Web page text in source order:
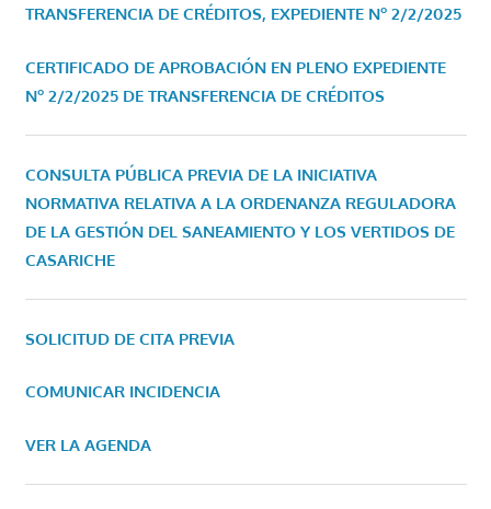
TRANSFERENCIA DE CRÉDITOS, EXPEDIENTE Nº 2/2/2025
CERTIFICADO DE APROBACIÓN EN PLENO EXPEDIENTE
Nº 2/2/2025 DE TRANSFERENCIA DE CRÉDITOS
CONSULTA PÚBLICA PREVIA DE LA INICIATIVA
NORMATIVA RELATIVA A LA ORDENANZA REGULADORA
DE LA GESTIÓN DEL SANEAMIENTO Y LOS VERTIDOS DE
CASARICHE
SOLICITUD DE CITA PREVIA
COMUNICAR INCIDENCIA
VER LA AGENDA